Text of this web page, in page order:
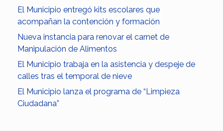
El Municipio entregó kits escolares que
acompañan la contención y formación
Nueva instancia para renovar el carnet de
Manipulación de Alimentos
El Municipio trabaja en la asistencia y despeje de
calles tras el temporal de nieve
El Municipio lanza el programa de “Limpieza
Ciudadana”